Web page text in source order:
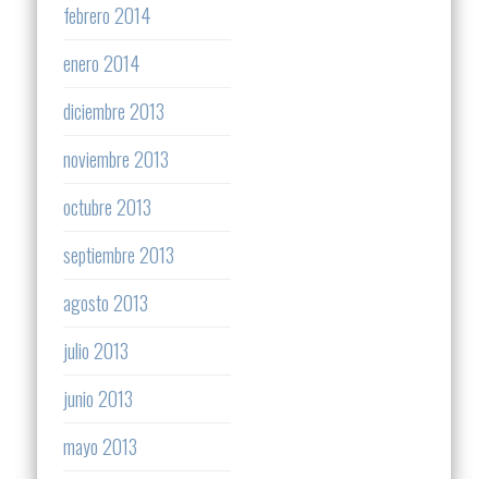
febrero 2014
enero 2014
diciembre 2013
noviembre 2013
octubre 2013
septiembre 2013
agosto 2013
julio 2013
junio 2013
mayo 2013